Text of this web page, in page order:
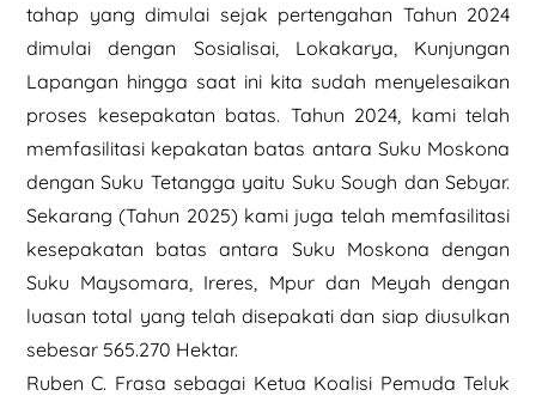
tahap yang dimulai sejak pertengahan Tahun 2024
dimulai dengan Sosialisai, Lokakarya, Kunjungan
Lapangan hingga saat ini kita sudah menyelesaikan
proses kesepakatan batas. Tahun 2024, kami telah
memfasilitasi kepakatan batas antara Suku Moskona
dengan Suku Tetangga yaitu Suku Sough dan Sebyar.
Sekarang (Tahun 2025) kami juga telah memfasilitasi
kesepakatan batas antara Suku Moskona dengan
Suku Maysomara, Ireres, Mpur dan Meyah dengan
luasan total yang telah disepakati dan siap diusulkan
sebesar 565.270 Hektar.
Ruben C. Frasa sebagai Ketua Koalisi Pemuda Teluk